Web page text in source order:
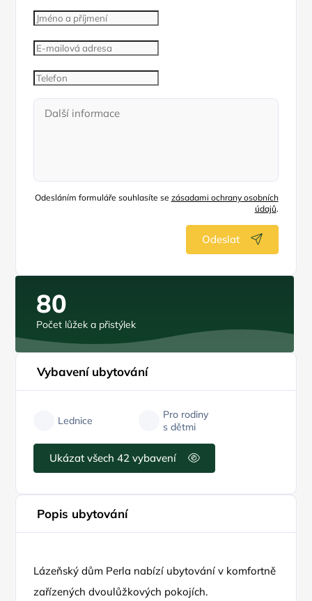
Odesláním formuláře souhlasíte se zásadami ochrany osobních
údajů.
Odeslat
80
Počet lůžek a přistýlek
Vybavení ubytování
Lednice
Pro rodiny
s dětmi
Ukázat všech 42 vybavení
Popis ubytování
Lázeňský dům Perla nabízí ubytování v komfortně
zařízených dvoulůžkových pokojích.